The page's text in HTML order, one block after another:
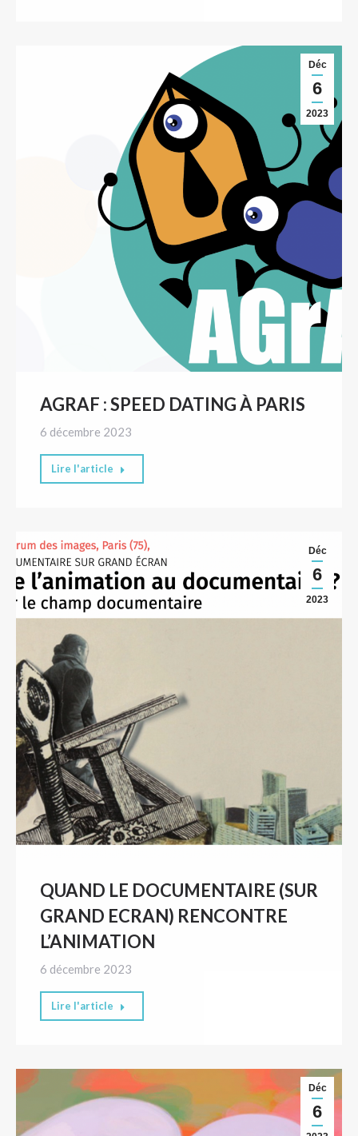
Déc
6
2023
AGRAF : SPEED DATING À PARIS
6 décembre 2023
Lire l'article
Déc
6
2023
QUAND LE DOCUMENTAIRE (SUR
GRAND ECRAN) RENCONTRE
L’ANIMATION
6 décembre 2023
Lire l'article
Déc
6